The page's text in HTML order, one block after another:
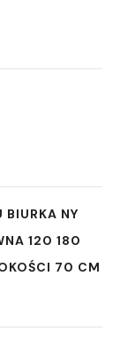
BIURKA NY
120 180
70 CM